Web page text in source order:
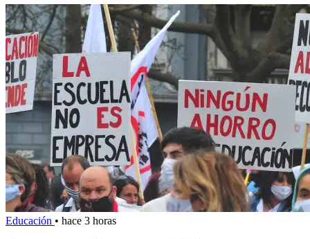
Educación • hace 3 horas